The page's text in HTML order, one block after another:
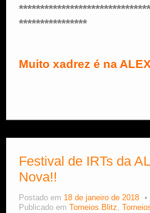
****************
Muito xadrez é na
Festival de IRTs da
Nova!!
Postado em 18 de janeiro de 2018
Publicado em
Torneios Blitz,